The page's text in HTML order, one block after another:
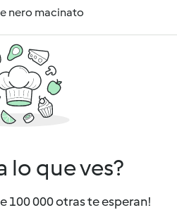
nero macinato
lo que ves?
100 000 otras te esperan!